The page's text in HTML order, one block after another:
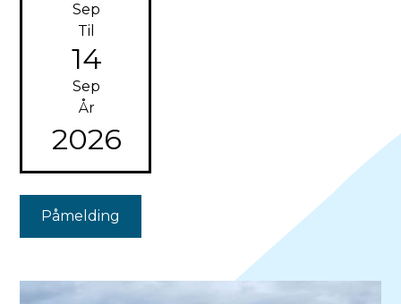
Sep
Til
14
Sep
År
2026
Påmelding